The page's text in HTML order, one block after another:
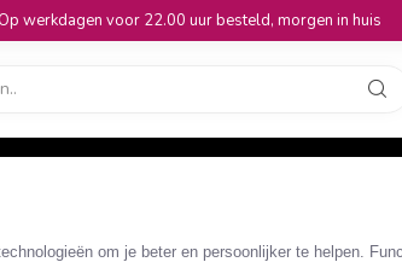
om je beter en persoonlijker te helpen.
Op werkdagen voor 22.00 uur besteld, morgen in huis